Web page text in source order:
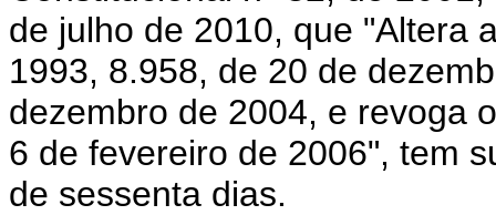
de julho de 2010, que "Altera
1993, 8.958, de 20 de
dezembro de 2004, e revoga
6 de fevereiro de 2006", tem
de sessenta dias.